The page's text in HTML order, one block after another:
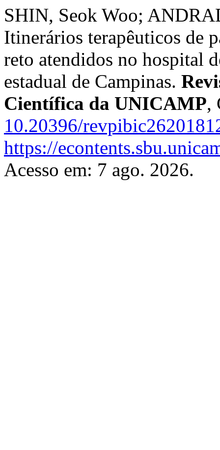
SHIN, Seok Woo;
Itinerários terapêuticos de
reto atendidos no hospital
estadual de Campinas.
Científica da UNICAMP,
10.20396/
https://
Acesso em: 7 ago. 2026.